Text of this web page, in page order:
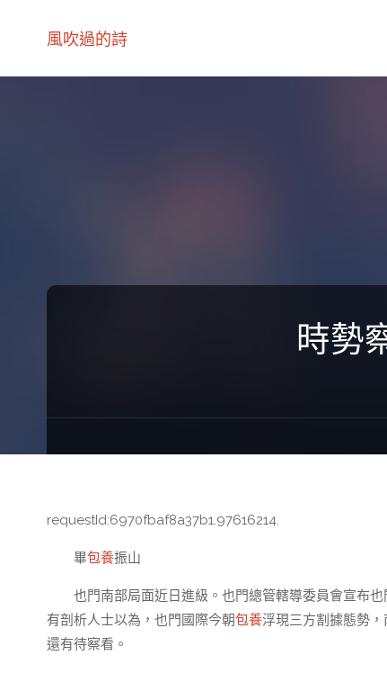
風吹過的詩
時勢
requestId:6970fbaf8a37b1.97616214.
畢包養振山
也門南部局面近日進級。也門總管轄導委員會宣布
有剖析人士以為，也門國際今朝包養浮現三方割據態勢
還有待察看。